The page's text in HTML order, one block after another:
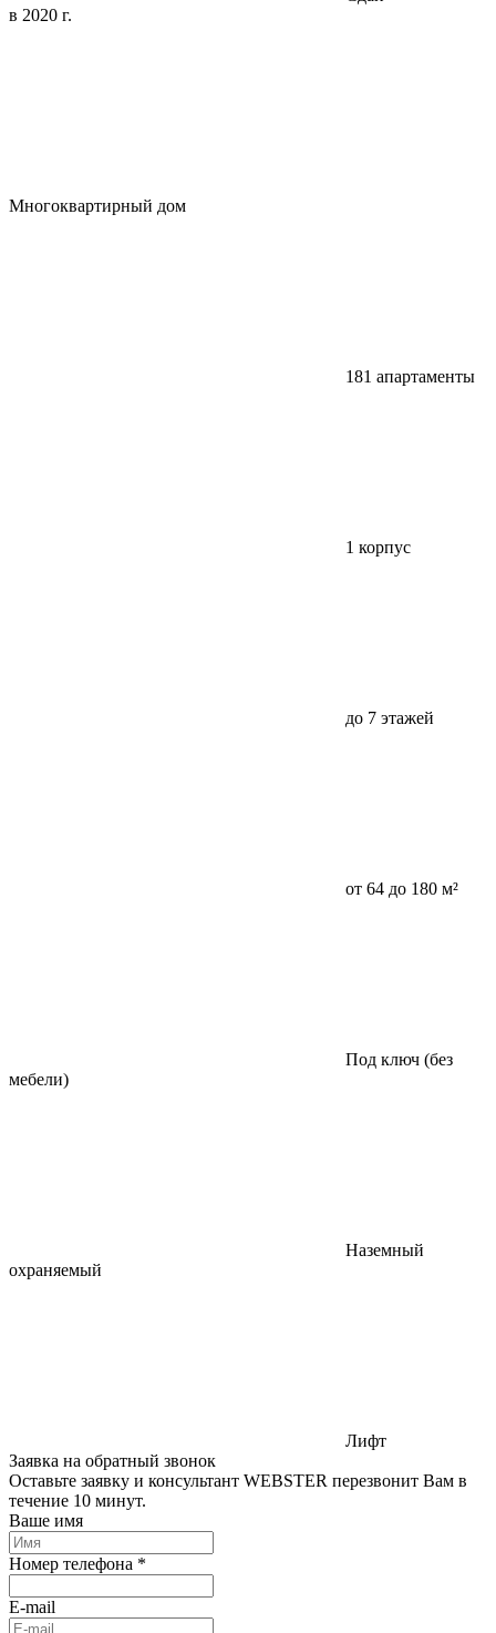
в 2020 г.
Многоквартирный дом
181 апартаменты
1 корпус
до 7 этажей
от 64 до 180 м²
Под ключ (без
мебели)
Наземный
охраняемый
Лифт
Заявка на обратный звонок
Оставьте заявку и консультант WEBSTER перезвонит Вам в
течение 10 минут.
Ваше имя
Номер телефона *
E-mail